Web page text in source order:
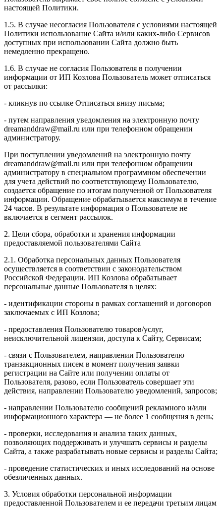
настоящей Политики.
1.5. В случае несогласия Пользователя с условиями настоящей
Политики использование Сайта и/или каких-либо Сервисов
доступных при использовании Сайта должно быть
немедленно прекращено.
1.6. В случае не согласия Пользователя в получении
информации от ИП Козлова Пользователь может отписаться
от рассылки:
- кликнув по ссылке Отписаться внизу письма;
- путем направления уведомления на электронную почту
dreamanddraw@mail.ru или при телефонном обращении
администратору.
При поступлении уведомлений на электронную почту
dreamanddraw@mail.ru или при телефонном обращении
администратору в специальном программном обеспечении
для учета действий по соответствующему Пользователю,
создается обращение по итогам полученной от Пользователя
информации. Обращение обрабатывается максимум в течение
24 часов. В результате информация о Пользователе не
включается в сегмент рассылок.
2. Цели сбора, обработки и хранения информации
предоставляемой пользователями Сайта
2.1. Обработка персональных данных Пользователя
осуществляется в соответствии с законодательством
Российской Федерации. ИП Козловa обрабатывает
персональные данные Пользователя в целях:
- идентификации стороны в рамках соглашений и договоров
заключаемых с ИП Козлова;
- предоставления Пользователю товаров/услуг,
неисключительной лицензии, доступа к Сайту, Сервисам;
- связи с Пользователем, направлении Пользователю
транзакционных писем в момент получения заявки
регистрации на Сайте или получении оплаты от
Пользователя, разово, если Пользователь совершает эти
действия, направлении Пользователю уведомлений, запросов;
- направлении Пользователю сообщений рекламного и/или
информационного характера — не более 1 сообщения в день;
- проверки, исследования и анализа таких данных,
позволяющих поддерживать и улучшать сервисы и разделы
Сайта, а также разрабатывать новые сервисы и разделы Сайта;
- проведение статистических и иных исследований на основе
обезличенных данных.
3. Условия обработки персональной информации
предоставленной Пользователем и ее передачи третьим лицам